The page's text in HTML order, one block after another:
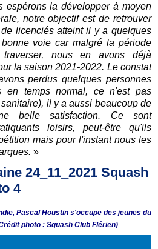
espérons la développer à moyen
notre objectif est de retrouver
licenciés atteint il y a quelques
voie car malgré la période
nous en avons déjà
la saison 2021-2022. Le constat
perdus quelques personnes
en temps normal, ce n'est pas
il y a aussi beaucoup de
belle satisfaction. Ce sont
loisirs, peut-être qu'ils
mais pour l'instant nous les
»
Pascal Houstin s'occupe des jeunes du
photo : Squash Club Flérien)